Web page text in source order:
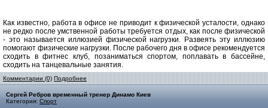
Как известно, работа в офисе не приводит к физической усталости, однако
не редко после умственной работы требуется отдых, как после физической
- это называется иллюзией физической нагрузки. Развеять эту иллюзию
помогают физические нагрузки. После рабочего дня в офисе рекомендуется
сходить в фитнес клуб, позаниматься спортом, поплавать в бассейне,
сходить на танцевальные занятия.
Комментарии (0) Подробнее
Сергей Ребров временный тренер Динамо Киев
Категория: Спорт